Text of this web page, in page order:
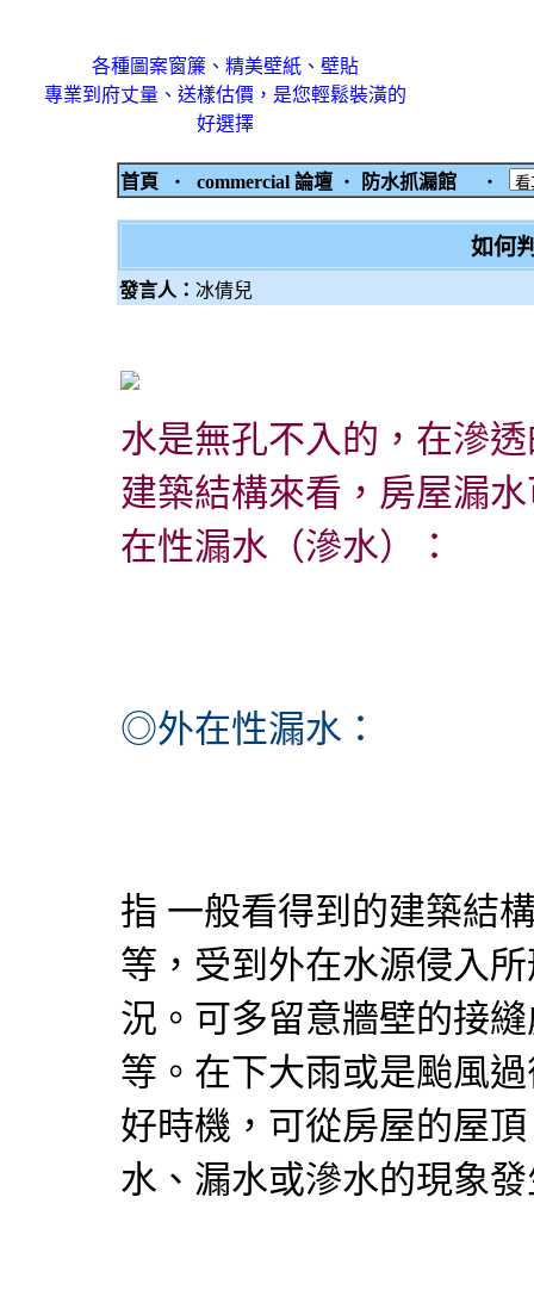
各種圖案窗簾、精美壁紙、壁貼
專業到府丈量、送樣估價，是您輕鬆裝潢的
好選擇
首頁 ‧ commercial 論壇 ‧ 防水抓漏館 ‧
如何
發言人： 冰倩兒
水是無孔不入的，在滲
建築結構來看，房屋漏
在性漏水（滲水）：
◎外在性漏水：
指 一般看得到的建築結
等，受到外在水源侵入
況。可多留意牆壁的接
等。在下大雨或是颱風
好時機，可從房屋的屋
水、漏水或滲水的現象